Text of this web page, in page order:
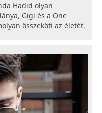
Hadid olyan
Gigi és a One
összeköti az életét.